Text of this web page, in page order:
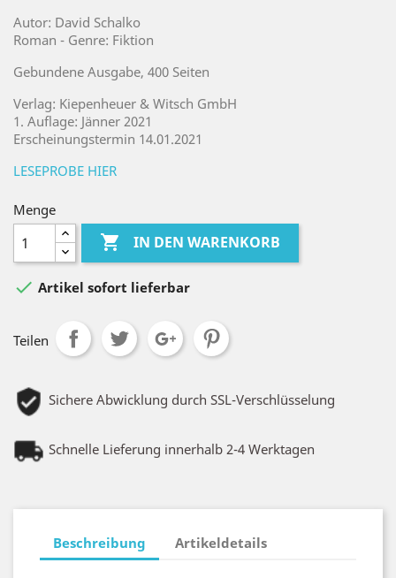
Autor: David Schalko
Roman - Genre: Fiktion
Gebundene Ausgabe, 400 Seiten
Verlag: Kiepenheuer & Witsch GmbH
1. Auflage: Jänner 2021
Erscheinungstermin 14.01.2021
LESEPROBE HIER
Menge
 IN DEN WARENKORB
 Artikel sofort lieferbar
Teilen
Sichere Abwicklung durch SSL-Verschlüsselung
Schnelle Lieferung innerhalb 2-4 Werktagen
Beschreibung Artikeldetails